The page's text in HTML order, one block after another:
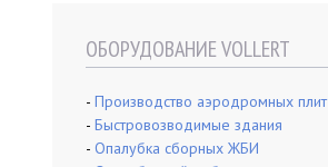
ОБОРУДОВАНИЕ VOLLERT
- Производство аэродромных плит
- Быстровозводимые здания
- Опалубка сборных ЖБИ